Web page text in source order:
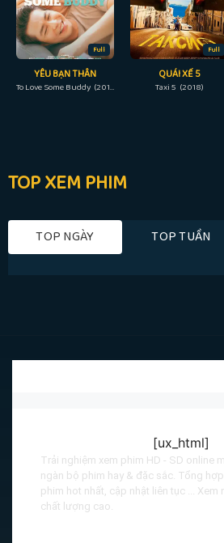
Full
YÊU BẠN THÂN
To Love Some Buddy (2018)
Full
QUÁI XẾ 5
Taxi 5 (2018)
TOP XEM PHIM
TOP NGÀY TOP TUẦN